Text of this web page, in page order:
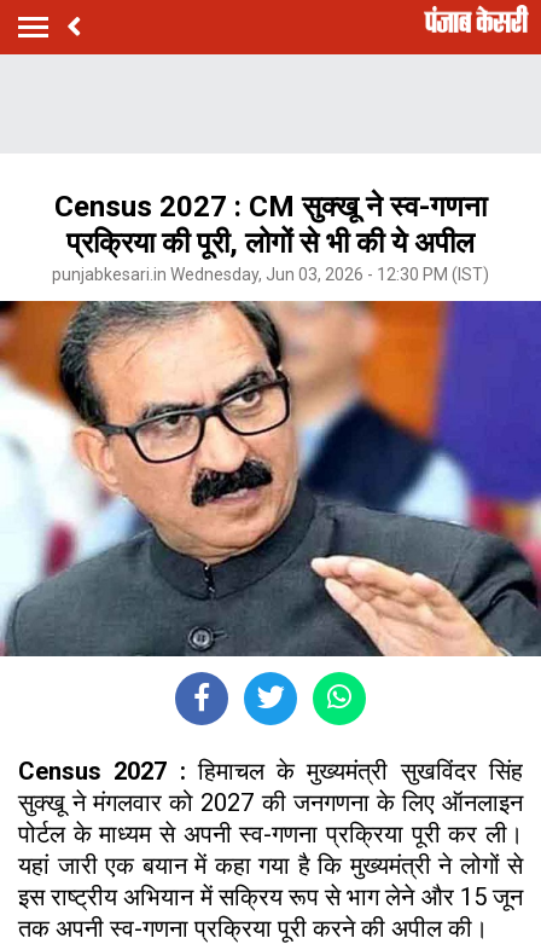
Census 2027 : CM सुक्खू ने स्व-गणना
प्रक्रिया की पूरी, लोगों से भी की ये अपील
punjabkesari.in Wednesday, Jun 03, 2026 - 12:30 PM (IST)
Census 2027 :हिमाचल के मुख्यमंत्री सुखविंदर सिंह
सुक्खू ने मंगलवार को 2027 की जनगणना के लिए ऑनलाइन
पोर्टल के माध्यम से अपनी स्व-गणना प्रक्रिया पूरी कर ली।
यहां जारी एक बयान में कहा गया है कि मुख्यमंत्री ने लोगों से
इस राष्ट्रीय अभियान में सक्रिय रूप से भाग लेने और 15 जून
तक अपनी स्व-गणना प्रक्रिया पूरी करने की अपील की।